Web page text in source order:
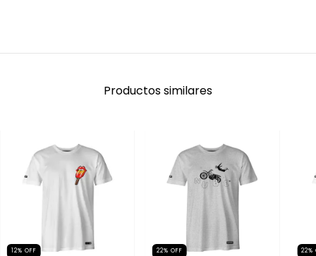
Productos similares
12% OFF 22% OFF 22%